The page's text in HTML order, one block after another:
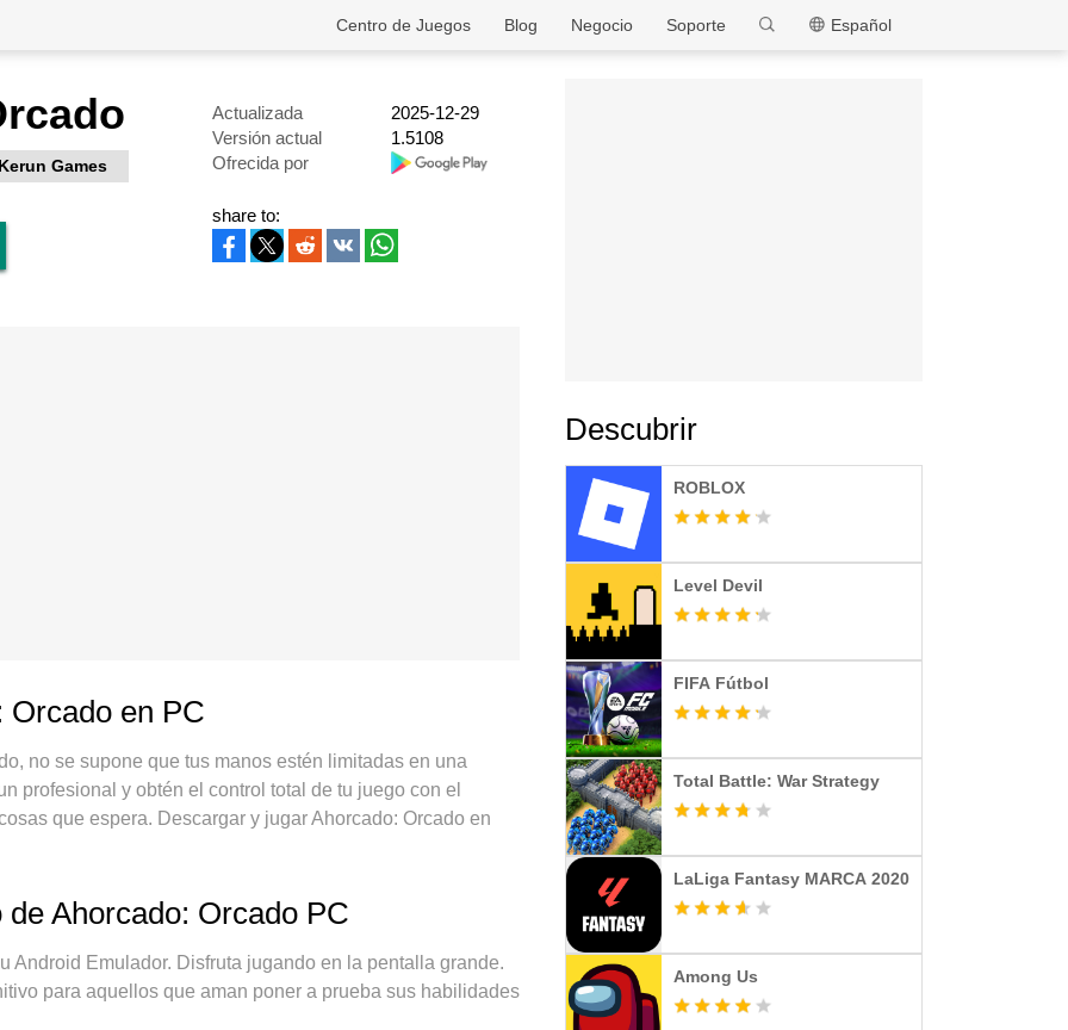
MEmu
Español
Soporte
Negocio
Blog
Centro de Juegos
Kerun Games
Actualizada
2025-12-29
Versión actual
1.5108
Ofrecida por
share to:
Orcado en PC
no se supone que tus manos estén limitadas en una
profesional y obtén el control total de tu juego con el
que espera. Descargar y jugar Ahorcado: Orcado en
de batería, datos móviles y llamadas molestas.
preestablecido convierte a Ahorcado: Orcado en un
absorción, el administrador de instancias múltiples hace
Y lo más importante, nuestro exclusivo motor de
PC, hacer que todo sea más fluido. Nos importa no solo
de la felicidad de los juegos.
Ahorcado: Orcado PC
Android Emulador. Disfruta jugando en la pentalla grande.
para aquellos que aman poner a prueba sus habilidades
Descubrir
ROBLOX
Level Devil
FIFA Fútbol
Total Battle: War Strategy
LaLiga Fantasy MARCA️ 2020
Among Us